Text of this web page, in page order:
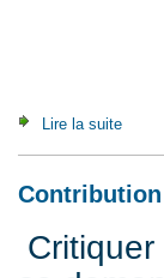
Lire la suite
Critiquer